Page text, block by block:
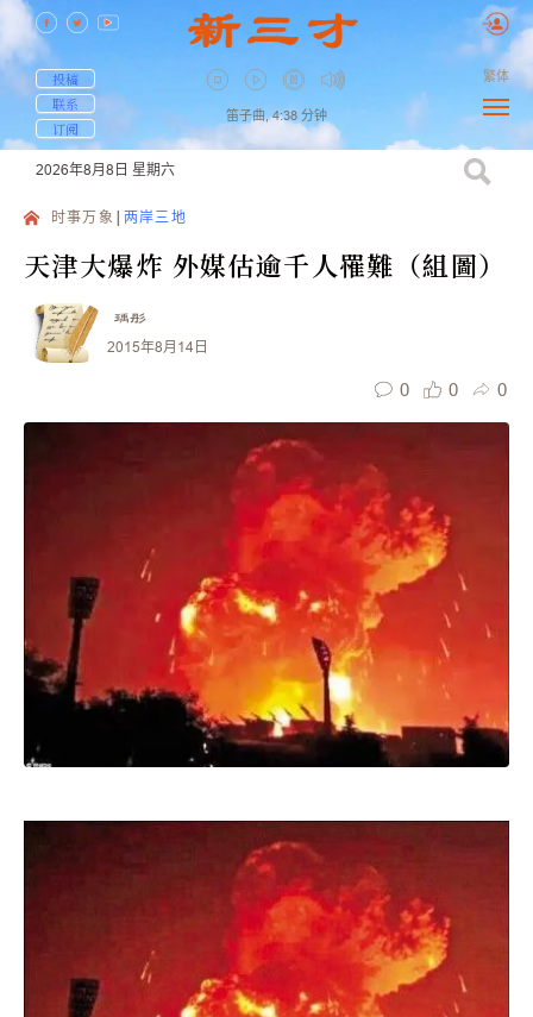
投稿
联系
订阅
笛子曲, 4:38 分钟
繁体
2026年8月8日 星期六
时事万象 两岸三地
天津大爆炸 外媒估逾千人罹難（組圖）
瑀彤
2015年8月14日
0 0 0